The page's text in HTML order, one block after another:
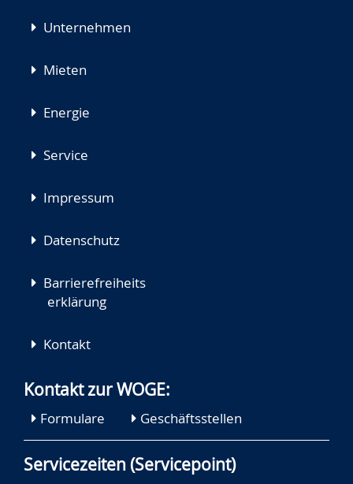
Unternehmen
Mieten
Energie
Service
Impressum
Datenschutz
Barrierefreiheits
erklärung
Kontakt
Kontakt zur WOGE:
Formulare Geschäftsstellen
Servicezeiten (Servicepoint)